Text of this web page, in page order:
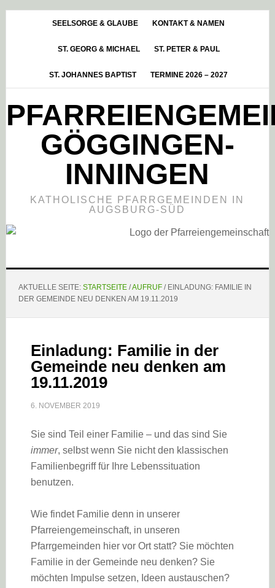
HauptsidebarSEELSORGE & GLAUBE KONTAKT & NAMEN
ST. GEORG & MICHAEL ST. PETER & PAUL
ST. JOHANNES BAPTIST TERMINE 2026 – 2027
GÖGGINGEN-
INNINGEN
KATHOLISCHE PFARRGEMEINDEN IN
AUGSBURG-SÜD
AKTUELLE SEITE: STARTSEITE /AUFRUF /EINLADUNG: FAMILIE IN
DER GEMEINDE NEU DENKEN AM 19.11.2019
Einladung: Familie in der
Gemeinde neu denken am
19.11.2019
6. NOVEMBER 2019
Sie sind Teil einer Familie – und das sind Sie
immer, selbst wenn Sie nicht den klassischen
Familienbegriff für Ihre Lebenssituation
benutzen.
Wie findet Familie denn in unserer
Pfarreiengemeinschaft, in unseren
Pfarrgemeinden hier vor Ort statt? Sie möchten
Familie in der Gemeinde neu denken? Sie
möchten Impulse setzen, Ideen austauschen?